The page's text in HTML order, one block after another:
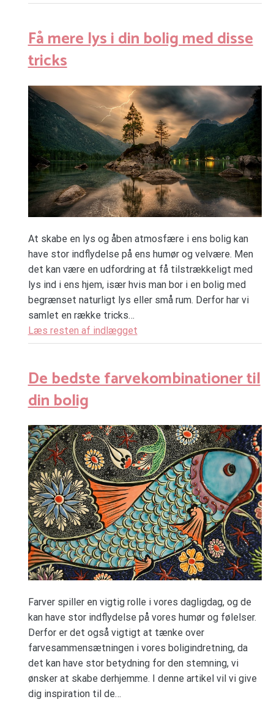
Få mere lys i din bolig med disse
tricks
At skabe en lys og åben atmosfære i ens bolig kan
have stor indflydelse på ens humør og velvære. Men
det kan være en udfordring at få tilstrækkeligt med
lys ind i ens hjem, især hvis man bor i en bolig med
begrænset naturligt lys eller små rum. Derfor har vi
samlet en række tricks…
Læs resten af indlægget
De bedste farvekombinationer til
din bolig
Farver spiller en vigtig rolle i vores dagligdag, og de
kan have stor indflydelse på vores humør og følelser.
Derfor er det også vigtigt at tænke over
farvesammensætningen i vores boligindretning, da
det kan have stor betydning for den stemning, vi
ønsker at skabe derhjemme. I denne artikel vil vi give
dig inspiration til de…